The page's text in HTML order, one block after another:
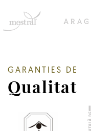
GARANTIES DE
Qualitat